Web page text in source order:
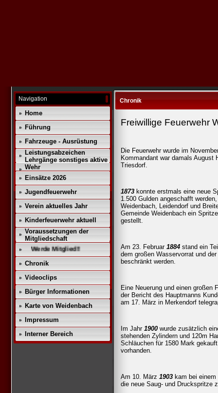
Navigation
Home
Führung
Fahrzeuge - Ausrüstung
Leistungsabzeichen
Lehrgänge sonstiges aktive
Wehr
Einsätze 2026
Jugendfeuerwehr
Verein aktuelles Jahr
Kinderfeuerwehr aktuell
Voraussetzungen der
Mitgliedschaft
Mitglied!!
Chronik
Videoclips
Bürger Informationen
Karte von Weidenbach
Impressum
Interner Bereich
Chronik
Freiwillige Feuerwehr
Die Feuerwehr wurde im
Kommandant war damals August
Triesdorf.
1873 konnte erstmals eine neue
1.500 Gulden angeschafft
Weidenbach, Leidendorf und
Gemeinde Weidenbach ein
gestellt.
Am 23. Februar 1884 stand ein
dem großen Wasservorrat und
beschränkt werden.
Eine Neuerung und einen großen
der Bericht des Hauptmanns
am 17. März in Merkendorf
Im Jahr 1900 wurde zusätzlich
stehenden Zylindern und 120m
Schläuchen für 1580 Mark
vorhanden.
Am 10. März 1903 kam bei
die neue Saug- und Druckspritze